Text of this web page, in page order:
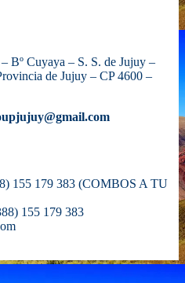
Bº Cuyaya – S. S. de Jujuy –
de Jujuy – CP 4600 –
155 179 383 (COMBOS A TU
155 179 383